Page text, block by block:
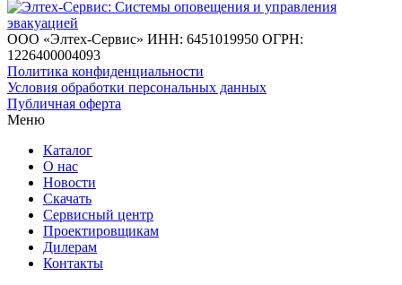
ООО «Элтех-Сервис» ИНН: 6451019950 ОГРН:
1226400004093
Политика конфиденциальности
Условия обработки персональных данных
Публичная оферта
Меню
Каталог
О нас
Новости
Скачать
Сервисный центр
Проектировщикам
Дилерам
Контакты